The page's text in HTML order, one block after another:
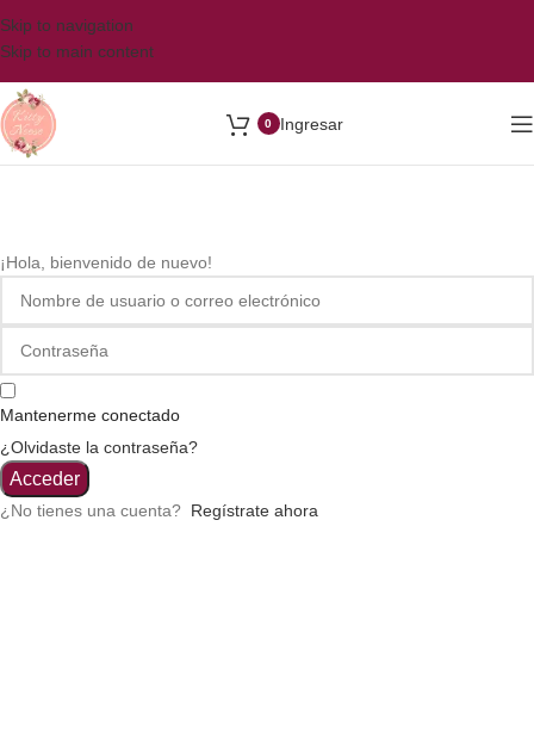
Skip to navigation
Skip to main content
0 Ingresar
¡Hola, bienvenido de nuevo!
Mantenerme conectado
¿Olvidaste la contraseña?
Acceder
¿No tienes una cuenta? Regístrate ahora